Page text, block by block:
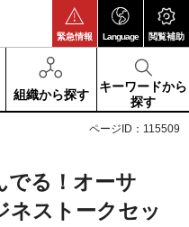
緊急情報 Language 閲覧補助
組織から探す
キーワードから
探す
ページID：115509
でる！オーサ
ストークセッ